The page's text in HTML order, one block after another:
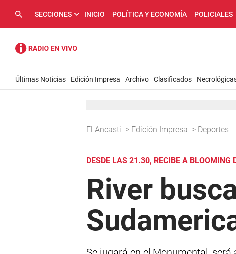
SECCIONES INICIO POLÍTICA Y ECONOMÍA POLICIALES
Últimas Noticias Edición Impresa Archivo Clasificados
El Ancasti > Edición Impresa > Deportes
DESDE LAS 21.30, RECIBE A BLOOMING
River